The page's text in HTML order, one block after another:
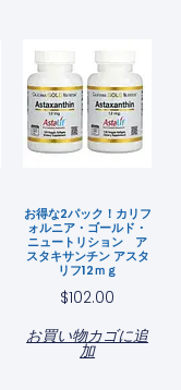
お得な2パック！カリフ
ォルニア・ゴールド・
ニュートリション ア
スタキサンチン アスタ
リフ12ｍｇ
$102.00
お買い物カゴに追
加